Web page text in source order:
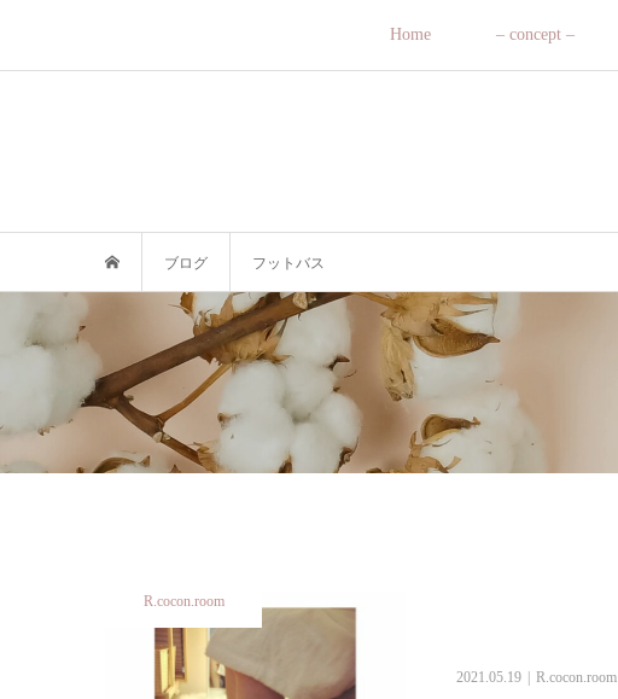
Home – concept –
ブログ フットバス
R.cocon.room
2021.05.19 R.cocon.room